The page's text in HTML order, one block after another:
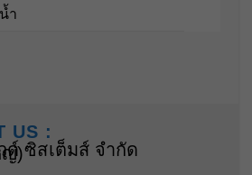
ำ
US :
ด์ ซิสเต็มส์ จำกัด
ญ่)